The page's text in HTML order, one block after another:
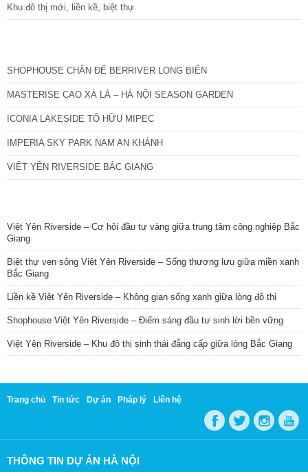
Khu đô thị mới, liền kề, biệt thự
SHOPHOUSE CHÂN ĐẾ BERRIVER LONG BIÊN
MASTERISE CAO XÀ LÁ – HÀ NỘI SEASON GARDEN
ICONIA LAKESIDE TỐ HỮU MIPEC
IMPERIA SKY PARK NAM AN KHÁNH
VIỆT YÊN RIVERSIDE BẮC GIANG
Việt Yên Riverside – Cơ hội đầu tư vàng giữa trung tâm công nghiệp Bắc
Giang
Biệt thự ven sông Việt Yên Riverside – Sống thượng lưu giữa miền xanh
Bắc Giang
Liền kề Việt Yên Riverside – Không gian sống xanh giữa lòng đô thị
Shophouse Việt Yên Riverside – Điểm sáng đầu tư sinh lời bền vững
Việt Yên Riverside – Khu đô thị sinh thái đẳng cấp giữa lòng Bắc Giang
Trang chủ Tin tức Dự án Pháp lý Liên hệ
THÔNG TIN DỰ ÁN HÀ NỘI